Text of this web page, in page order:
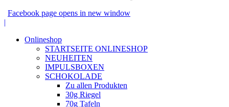
Facebook page opens in new window
|
Onlineshop
STARTSEITE ONLINESHOP
NEUHEITEN
IMPULSBOXEN
SCHOKOLADE
Zu allen Produkten
30g Riegel
70g Tafeln